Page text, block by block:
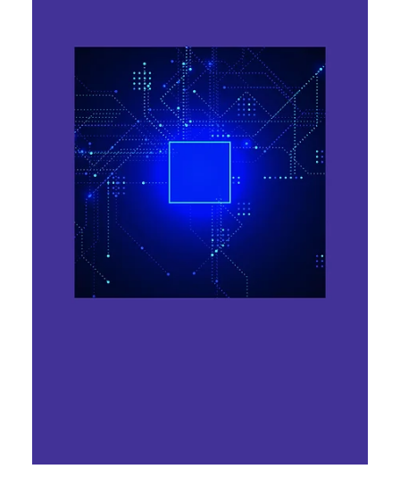
найбільший у світі ШІ-датацентр
вартістю понад $500 млрд